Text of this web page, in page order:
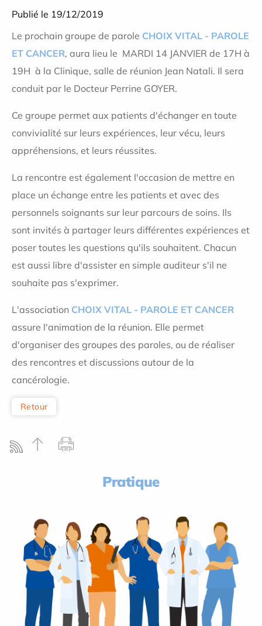
Publié le 19/12/2019
Le prochain groupe de parole CHOIX VITAL - PAROLE
ET CANCER, aura lieu le MARDI 14 JANVIER de 17H à
19H à la Clinique, salle de réunion Jean Natali. Il sera
conduit par le Docteur Perrine GOYER.
Ce groupe permet aux patients d'échanger en toute
convivialité sur leurs expériences, leur vécu, leurs
appréhensions, et leurs réussites.
La rencontre est également l'occasion de mettre en
place un échange entre les patients et avec des
personnels soignants sur leur parcours de soins. Ils
sont invités à partager leurs différentes expériences et
poser toutes les questions qu'ils souhaitent. Chacun
est aussi libre d'assister en simple auditeur s'il ne
souhaite pas s'exprimer.
L'association CHOIX VITAL - PAROLE ET CANCER
assure l'animation de la réunion. Elle permet
d'organiser des groupes des paroles, ou de réaliser
des rencontres et discussions autour de la
cancérologie.
Retour
Pratique